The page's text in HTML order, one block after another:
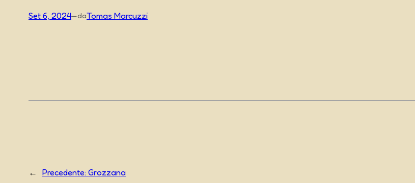
Set 6, 2024—daTomas Marcuzzi
← Precedente: Grozzana